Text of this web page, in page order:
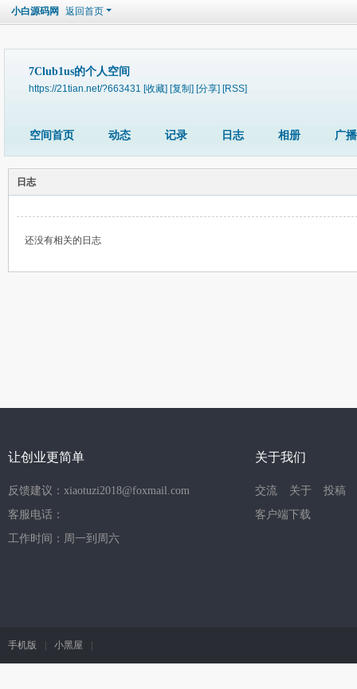
小白源码网 返回首页
7Club1us的个人空间
https://21tian.net/?663431 [收藏] [复制] [分享] [RSS]
空间首页 动态 记录 日志 相册 广播
日志
还没有相关的日志
让创业更简单
反馈建议：xiaotuzi2018@foxmail.com
客服电话：
工作时间：周一到周六
关于我们
交流 关于
投稿
客户端下载
手机版 小黑屋